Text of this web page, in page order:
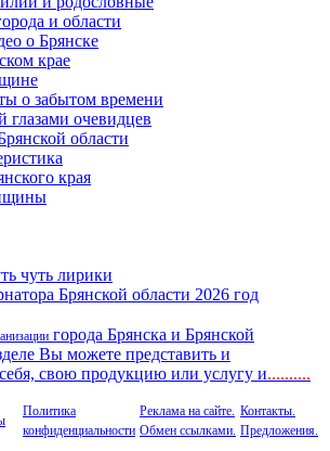
и области
о Брянске
крае
о забытом времени
глазами очевидцев
области
края
чуть лирики
Брянской области 2026 год
города Брянска и Брянской
Вы можете представить и
свою продукцию или услугу и..........
Политика
конфиденциальности
Реклама на сайте.
Обмен ссылками.
Контакты.
Предложения.